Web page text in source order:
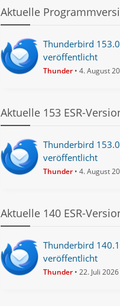
Aktuelle
Thunderbird
veröffentlicht
Thunder 4. August
Aktuelle 153 ESR-
Thunderbird
veröffentlicht
Thunder 4. August
Aktuelle 140 ESR-
Thunderbird
veröffentlicht
Thunder 22. Juli